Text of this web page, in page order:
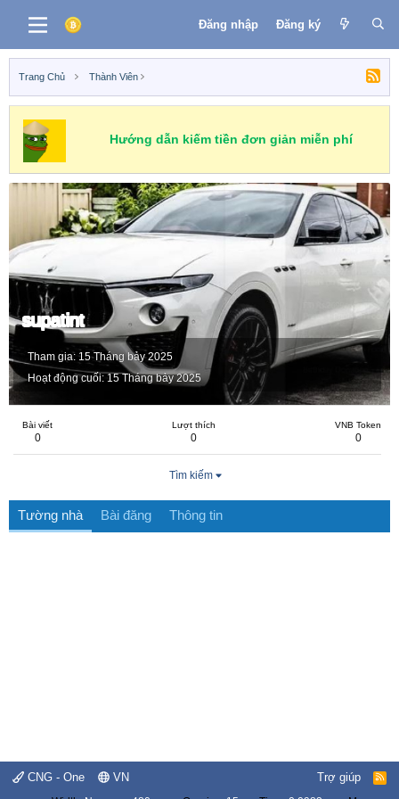
Đăng nhập Đăng ký
Trang Chủ Thành Viên
Hướng dẫn kiếm tiền đơn giản miễn phí
supatint
Tham gia 15 Tháng bảy 2025
Hoạt động cuối 15 Tháng bảy 2025
Bài viết
0
Lượt thích
0
VNB Token
0
Tìm kiếm
Tường nhà Bài đăng Thông tin
CNG - One VN Trợ giúp
R